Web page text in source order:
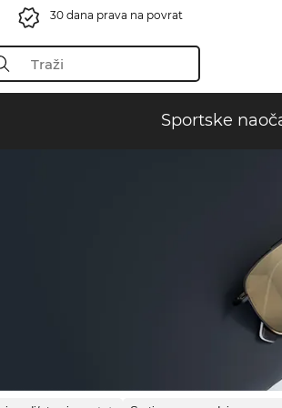
30 dana prava na povrat
Sportske